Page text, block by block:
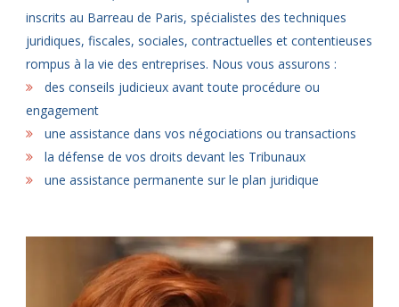
inscrits au Barreau de Paris, spécialistes des techniques
juridiques, fiscales, sociales, contractuelles et contentieuses
rompus à la vie des entreprises. Nous vous assurons :
des conseils judicieux avant toute procédure ou
engagement
une assistance dans vos négociations ou transactions
la défense de vos droits devant les Tribunaux
une assistance permanente sur le plan juridique